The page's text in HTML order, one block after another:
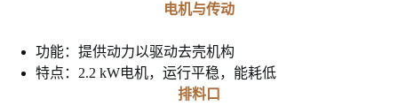
电机与传动
功能：提供动力以驱动去壳机构
特点：2.2 kW电机，运行平稳，能耗低
排料口